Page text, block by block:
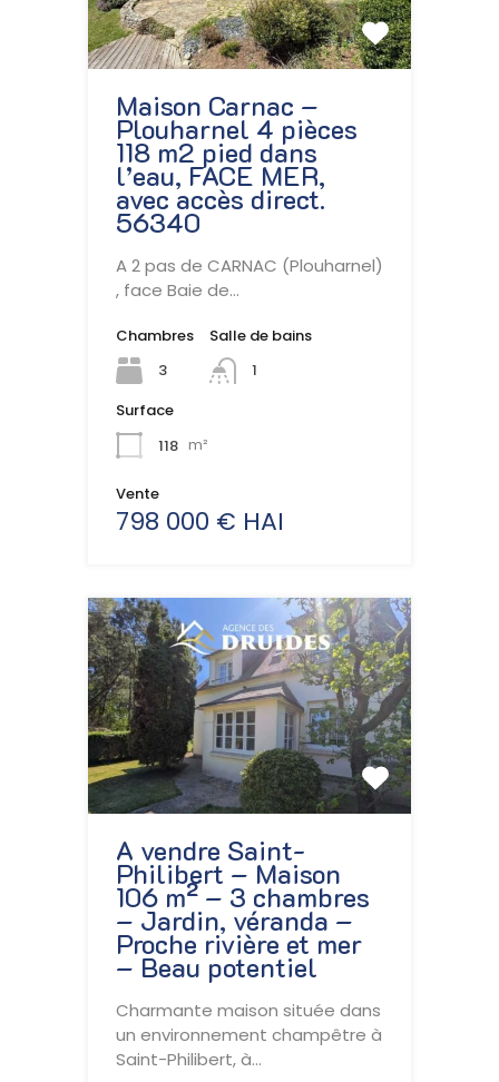
Maison Carnac –
Plouharnel 4 pièces
118 m2 pied dans
l’eau, FACE MER,
avec accès direct.
56340
A 2 pas de CARNAC (Plouharnel)
, face Baie de…
Chambres
3
Salle de bains
1
Surface
118 m²
Vente
798 000 € HAI
A vendre Saint-
Philibert – Maison
106 m² – 3 chambres
– Jardin, véranda –
Proche rivière et mer
– Beau potentiel
Charmante maison située dans
un environnement champêtre à
Saint-Philibert, à…